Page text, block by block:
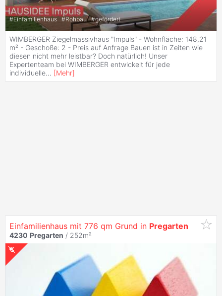
#Einfamilienhaus #Rohbau #gefördert
WIMBERGER Ziegelmassivhaus "Impuls" - Wohnfläche: 148,21
m² - Geschoße: 2 - Preis auf Anfrage Bauen ist in Zeiten wie
diesen nicht mehr leistbar? Doch natürlich! Unser
Expertenteam bei WIMBERGER entwickelt für jede
individuelle... [Mehr]
Einfamilienhaus mit 776 qm Grund in Pregarten
4230 Pregarten / 252m²